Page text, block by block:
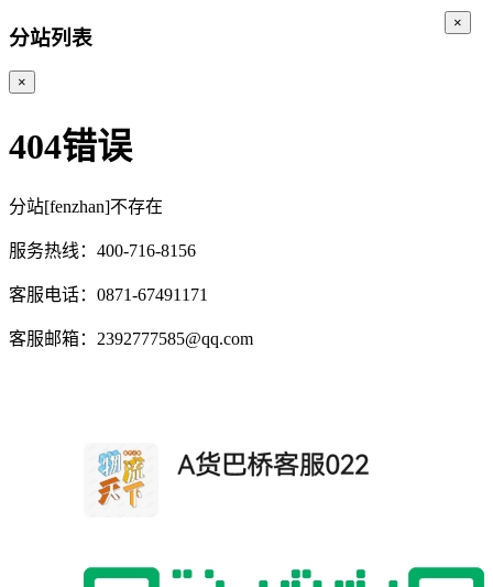
分站列表
×
404错误
分站[fenzhan]不存在
服务热线：400-716-8156
客服电话：0871-67491171
客服邮箱：2392777585@qq.com
×